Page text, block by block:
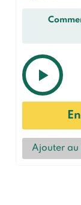
Ajouter au